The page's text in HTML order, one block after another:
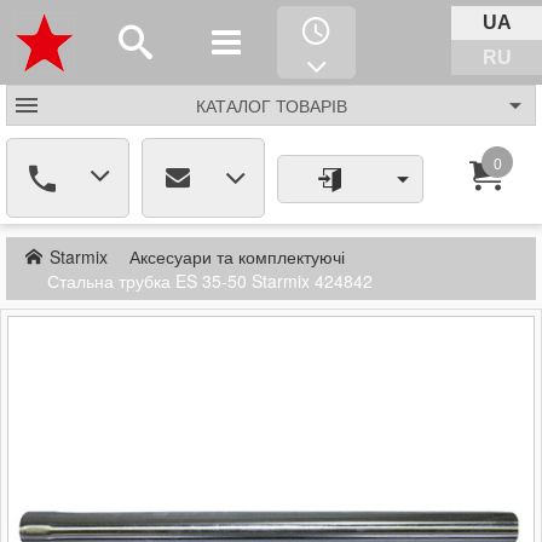
UA
RU
КАТАЛОГ ТОВАРІВ
0
Starmix
Аксесуари та комплектуючі
Стальна трубка ES 35-50 Starmix 424842